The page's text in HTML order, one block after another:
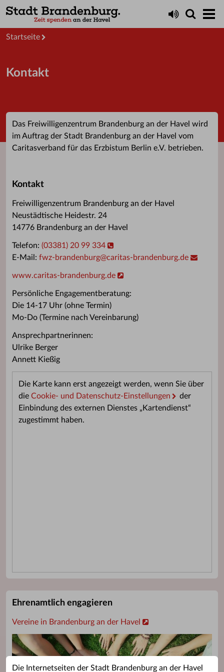
Die Internetseiten der Stadt Brandenburg an der Havel
Startseite
Kontakt
Das Freiwilligenzentrum Brandenburg an der Havel wird
im Auftrag der Stadt Brandenburg an der Havel vom
Caritasverband für das Erzbistum Berlin e.V. betrieben.
Kontakt
Freiwilligenzentrum Brandenburg an der Havel
Neustädtische Heidestr. 24
14776 Brandenburg an der Havel
Telefon: (03381) 20 99 334
E-Mail: fwz-brandenburg@caritas-brandenburg.de
www.caritas-brandenburg.de
Persönliche Engagementberatung:
Die 14-17 Uhr (ohne Termin)
Mo-Do (Termine nach Vereinbarung)
Ansprechpartnerinnen:
Ulrike Berger
Annett Kießig
Die Karte kann erst angezeigt werden, wenn Sie über
die Cookie- und Datenschutz-Einstellungen
der
Einbindung des externen Dienstes „Kartendienst“
zugestimmt haben.
Ehrenamtlich engagieren
Vereine in Brandenburg an der Havel